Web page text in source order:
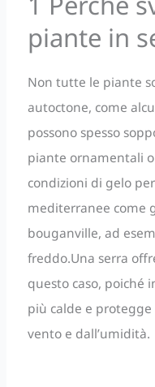
piante in
Non tutte le piante
autoctone, come
possono spesso
piante ornamentali
condizioni di gelo
mediterranee come
bouganville, ad
freddo.Una serra
questo caso, poiché
più calde e
vento e dall’umidità.